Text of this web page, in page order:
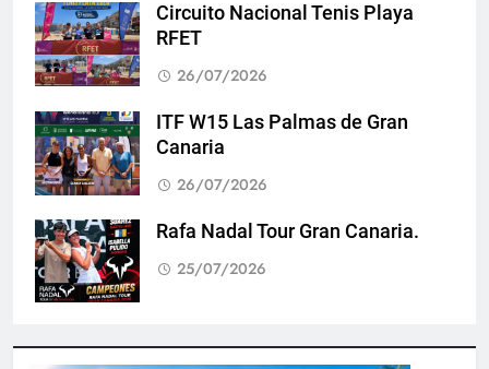
Circuito Nacional Tenis Playa
RFET
26/07/2026
ITF W15 Las Palmas de Gran
Canaria
26/07/2026
Rafa Nadal Tour Gran Canaria.
25/07/2026